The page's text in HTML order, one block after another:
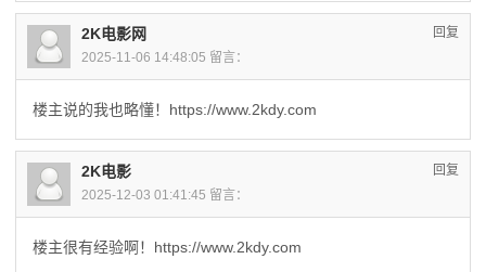
2K电影网
2025-11-06 14:48:05 留言：
回复
楼主说的我也略懂！https://www.2kdy.com
2K电影
2025-12-03 01:41:45 留言：
回复
楼主很有经验啊！https://www.2kdy.com